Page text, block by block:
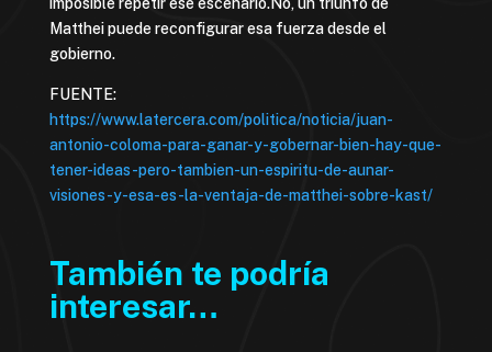
Matthei puede reconfigurar esa fuerza desde el
gobierno.
FUENTE:
https://www.latercera.com/politica/noticia/juan-
antonio-coloma-para-ganar-y-gobernar-bien-hay-que-
tener-ideas-pero-tambien-un-espiritu-de-aunar-
visiones-y-esa-es-la-ventaja-de-matthei-sobre-kast/
También te podría
interesar…